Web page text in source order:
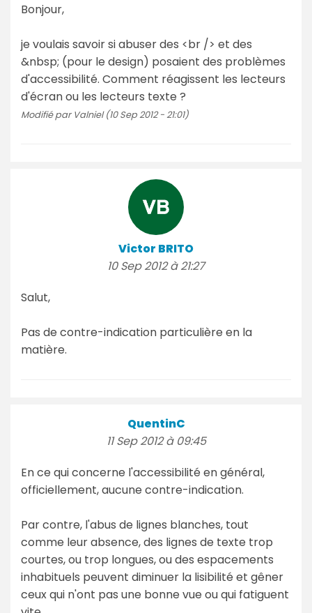
Bonjour,
je voulais savoir si abuser des <br /> et des
&nbsp; (pour le design) posaient des problèmes
d'accessibilité. Comment réagissent les lecteurs
d'écran ou les lecteurs texte ?
Modifié par Valniel (10 Sep 2012 - 21:01)
Victor BRITO
10 Sep 2012 à 21:27
Salut,
Pas de contre-indication particulière en la
matière.
QuentinC
11 Sep 2012 à 09:45
En ce qui concerne l'accessibilité en général,
officiellement, aucune contre-indication.
Par contre, l'abus de lignes blanches, tout
comme leur absence, des lignes de texte trop
courtes, ou trop longues, ou des espacements
inhabituels peuvent diminuer la lisibilité et gêner
ceux qui n'ont pas une bonne vue ou qui fatiguent